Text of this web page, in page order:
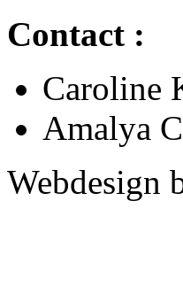
Contact :
Caroline
Amalya
Webdesign